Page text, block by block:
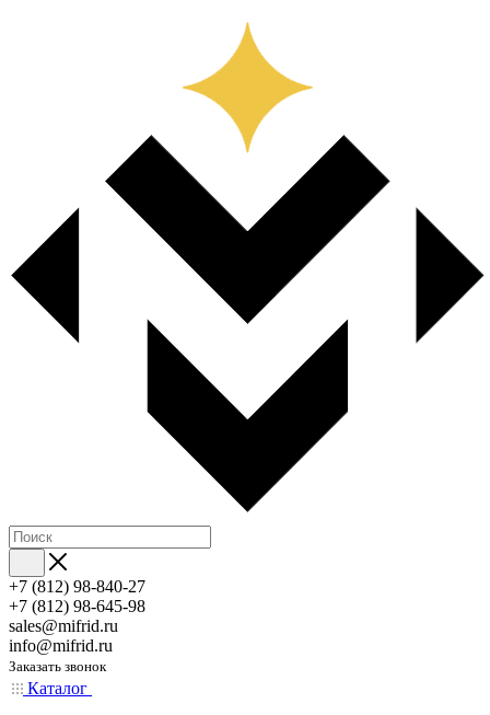
+7 (812) 98-840-27
+7 (812) 98-645-98
sales@mifrid.ru
info@mifrid.ru
Заказать звонок
Каталог